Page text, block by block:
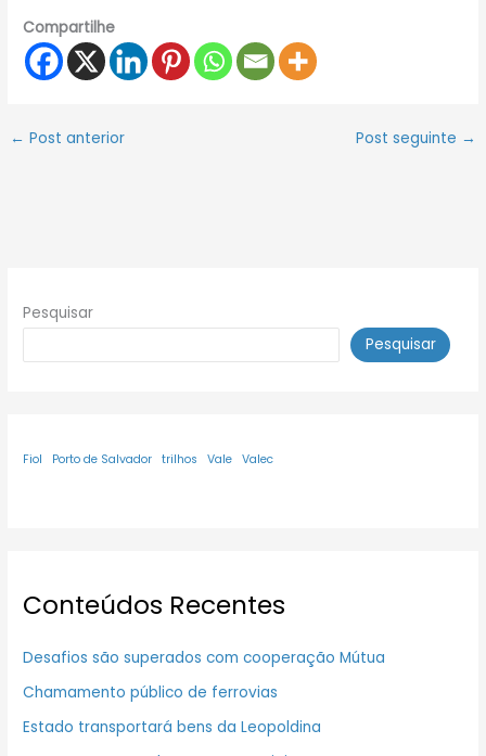
Compartilhe
← Post anterior Post seguinte →
Pesquisar
Pesquisar
Fiol Porto de Salvador trilhos Vale Valec
Conteúdos Recentes
Desafios são superados com cooperação Mútua
Chamamento público de ferrovias
Estado transportará bens da Leopoldina